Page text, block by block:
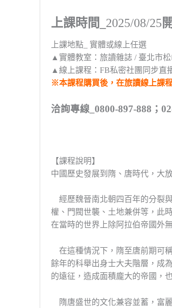
上課時間_ 2025/08/25
上課地點_ 實體或線上任選
▲實體教室：旅讀雜誌 / 臺北市
▲線上課程：FB私密社團同步直
※本課程購買後，在旅讀線上課
洽詢專線_0800-897-888；
【課程說明】
中國歷史發展到隋、唐時代，大
經歷魏晉南北朝四百年的分裂
權、 門閥世襲、土地兼併等，此
在當時的世界上除阿拉伯帝國外
在這種情況下，隋至唐前期可
餘年的科舉出身士大夫階層， 成
的遠征， 造成面積龐大的帝國，
隋唐盛世的文化兼容並蓄，富